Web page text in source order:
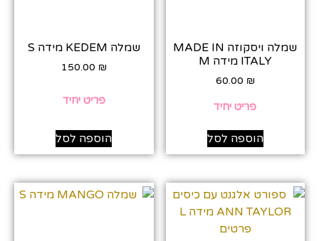
שמלה ויסקוזה MADE IN
ITALY מידה M
60.00 ₪
פריט יחיד
הוספה לסל
שמלה KEDEM מידה S
150.00 ₪
פריט יחיד
הוספה לסל